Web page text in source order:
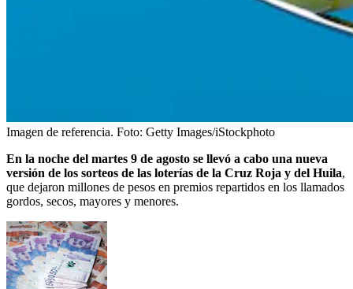
Imagen de referencia. Foto: Getty Images/iStockphoto
En la noche del martes 9 de agosto se llevó a cabo una nueva
versión de los sorteos de las loterías de la Cruz Roja y del Huila,
que dejaron millones de pesos en premios repartidos en los llamados
gordos, secos, mayores y menores.